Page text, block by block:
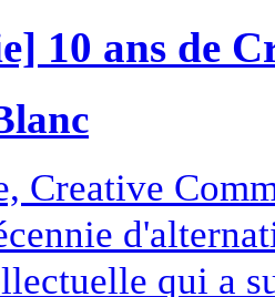
10 ans de
Creative
qui a